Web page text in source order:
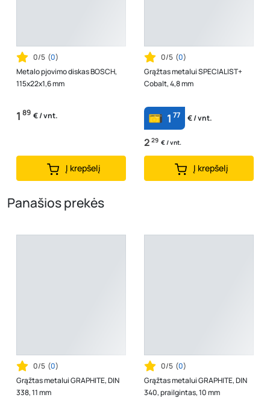
0/5 (0)
Metalo pjovimo diskas BOSCH,
115x22x1,6 mm
1 89 € / vnt.
Į krepšelį
0/5 (0)
Grąžtas metalui SPECIALIST+
Cobalt, 4,8 mm
1 77 € / vnt.
2 29 € / vnt.
Į krepšelį
Panašios prekės
0/5 (0)
Grąžtas metalui GRAPHITE, DIN
338, 11 mm
0/5 (0)
Grąžtas metalui GRAPHITE, DIN
340, prailgintas, 10 mm